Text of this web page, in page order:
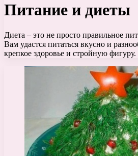
Питание и диеты
Диета – это не просто правильное
Вам удастся питаться вкусно и
крепкое здоровье и стройную фигуру.